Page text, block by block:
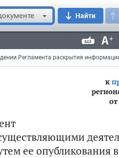
Найти
домами, путем ее опубликования
к
от
ее опубликования